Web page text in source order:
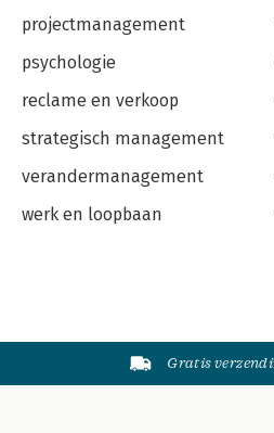
projectmanagement
psychologie
reclame en verkoop
strategisch management
verandermanagement
werk en loopbaan
Gratis